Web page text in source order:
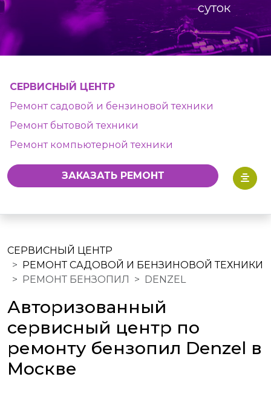
суток
СЕРВИСНЫЙ ЦЕНТР
Ремонт садовой и бензиновой техники
Ремонт бытовой техники
Ремонт компьютерной техники
ЗАКАЗАТЬ РЕМОНТ
СЕРВИСНЫЙ ЦЕНТР
РЕМОНТ САДОВОЙ И БЕНЗИНОВОЙ ТЕХНИКИ
РЕМОНТ БЕНЗОПИЛ
DENZEL
Авторизованный
сервисный центр по
ремонту бензопил Denzel в
Москве